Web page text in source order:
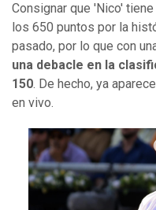
Consignar que 'Nico'
los 650 puntos por la
pasado, por lo que con
una debacle en la
150. De hecho, ya
en vivo.